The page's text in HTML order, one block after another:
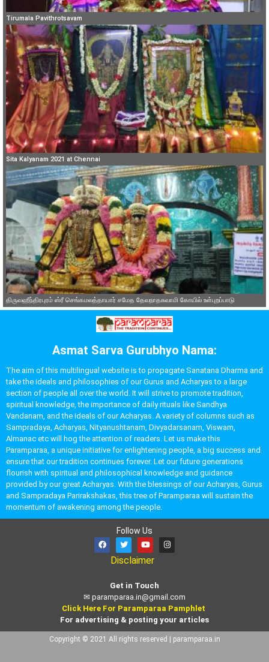
Tirumala Pavithrotsavam
Sita Kalyanam 2021 at Chennai
திருவஹீந்திரபுரம் ஸ்ரீ செங்கமலத்தாயார் சமேத தேவநாதசுவாமி கோயில் உள்புறப்பாடு
Asmat Sarva Gurubhyo Nama:
The aim of this multilingual website is to propagate Sanatana Dharma and
take the ideals and philosophies of our Gurus and Acharyas to a large
section of people all over the world. It will strive to promote tradition,
spiritual knowledge, the importance of daily rituals like Sandhya
Vandanam, and the ideals of our Acharyas. A variety of columns such as
Sampradaya, Acharyas, Nityanushtanam, Divyadarsanam, Viswam,
Almanac etc will hog the attention of readers. Let us make this
Paramparaa, a unique initiative for enlightening people, a big success and
ensure that our tradition continues forever. Let our future generations
flourish with spiritual and philosophical knowledge and guidance
provided by our great Acharyas. With the blessings of our Acharyas, Gurus
and Sampradaya Parirakshakas, this tree of Paramparaa will sustain the
momentum of awakening among the people.
Follow Us
Disclaimer
Get in Touch
✉ paramparaa.in@gmail.com
Click Here For Paramparaa Pamphlet
For advertising & posting your articles
Copyright © 2021 All rights reserved | paramparaa.in